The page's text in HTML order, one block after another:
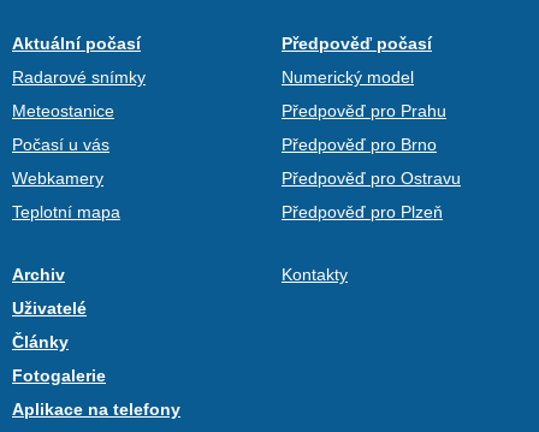
Aktuální počasí
Radarové snímky
Meteostanice
Počasí u vás
Webkamery
Teplotní mapa
Předpověď počasí
Numerický model
Předpověď pro Prahu
Předpověď pro Brno
Předpověď pro Ostravu
Předpověď pro Plzeň
Archiv
Uživatelé
Články
Fotogalerie
Aplikace na telefony
Kontakty